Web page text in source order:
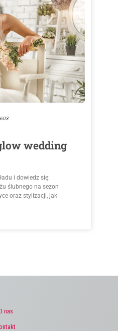
wedding
i dowiedz się:
ślubnego na sezon
oraz stylizacji, jak
nas